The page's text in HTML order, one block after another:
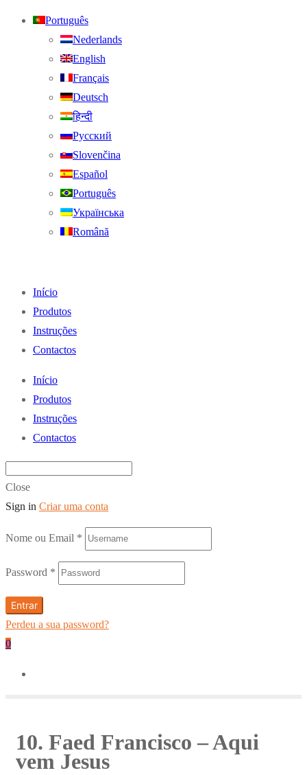
Português
Nederlands
English
Français
Deutsch
हिन्दी
Русский
Slovenčina
Español
Português
Українська
Română
Início
Produtos
Instruções
Contactos
Início
Produtos
Instruções
Contactos
Close
Sign in Criar uma conta
Nome ou Email *
Password *
Entrar
Perdeu a sua password?
0
10. Faed Francisco – Aqui
vem Jesus